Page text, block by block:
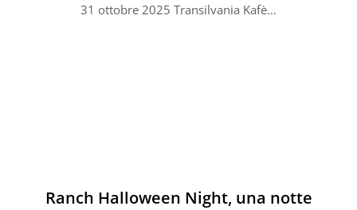
31 ottobre 2025 Transilvania Kafè…
Ranch Halloween Night, una notte